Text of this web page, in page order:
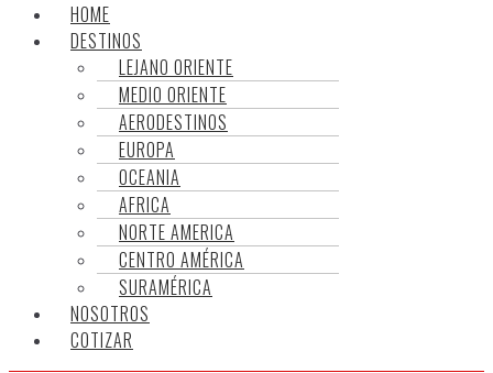
HOME
DESTINOS
LEJANO ORIENTE
MEDIO ORIENTE
AERODESTINOS
EUROPA
OCEANIA
AFRICA
NORTE AMERICA
CENTRO AMÉRICA
SURAMÉRICA
NOSOTROS
COTIZAR